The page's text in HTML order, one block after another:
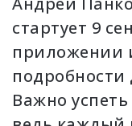
стартует 9
приложении
подробности
Важно